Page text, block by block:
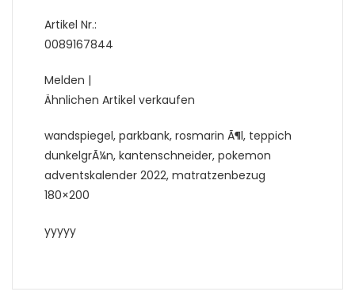
Artikel Nr.:
0089167844
Melden |
Ähnlichen Artikel verkaufen
wandspiegel, parkbank, rosmarin Ã¶l, teppich
dunkelgrÃ¼n, kantenschneider, pokemon
adventskalender 2022, matratzenbezug
180×200
yyyyy